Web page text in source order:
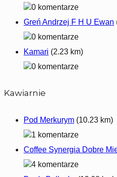
0 komentarze
Greń Andrzej F H U Ewan
0 komentarze
Kamari (2.23 km)
0 komentarze
Kawiarnie
Pod Merkurym (10.23 km)
1 komentarze
Coffee Synergia Dobre
4 komentarze